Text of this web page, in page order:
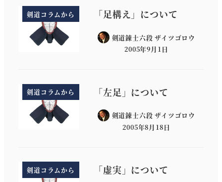
剣道コラムから 「足構え」について
剣道錬士六段 ザイツゴロウ
2005年9月1日
剣道コラムから 「左足」について
剣道錬士六段 ザイツゴロウ
2005年8月18日
剣道コラムから 「虚実」について